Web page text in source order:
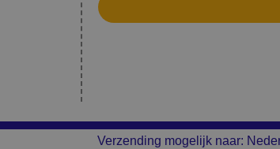
Verzending mogelijk naar: